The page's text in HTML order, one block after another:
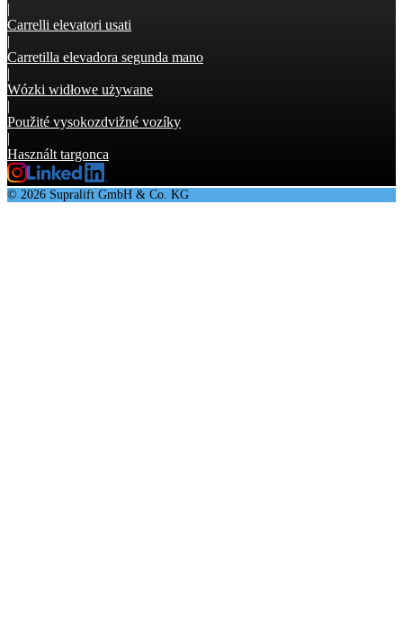
|
Carrelli elevatori usati
|
Carretilla elevadora segunda mano
|
Wózki widłowe używane
|
Použité vysokozdvižné vozíky
|
Használt targonca
© 2026 Supralift GmbH & Co. KG